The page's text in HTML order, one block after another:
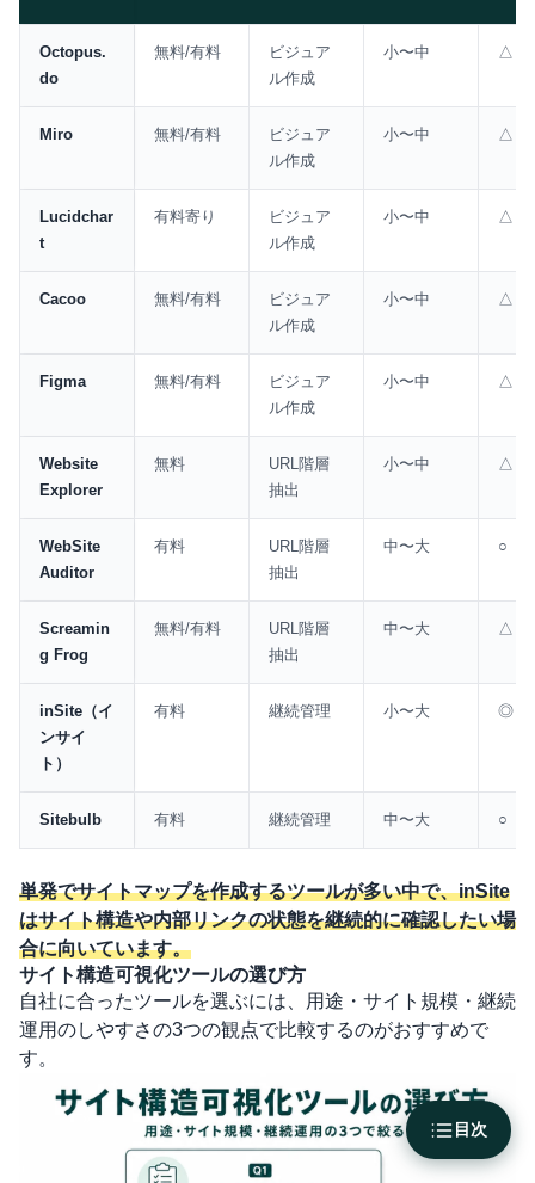
Octopus.
do
無料/有料
ビジュア
ル作成
小〜中 △
Miro 無料/有料
ビジュア
ル作成
小〜中 △
Lucidchar
t
有料寄り
ビジュア
ル作成
小〜中 △
Cacoo 無料/有料
ビジュア
ル作成
小〜中 △
Figma 無料/有料
ビジュア
ル作成
小〜中 △
Website
Explorer
無料
URL階層
抽出
小〜中 △
WebSite
Auditor
有料
URL階層
抽出
中〜大 ○
Screamin
g Frog
無料/有料
URL階層
抽出
中〜大 △
inSite（イ
ンサイ
ト）
有料 継続管理 小〜大 ◎
Sitebulb 有料 継続管理 中〜大 ○
単発でサイトマップを作成するツールが多い中で、inSite
はサイト構造や内部リンクの状態を継続的に確認したい場
合に向いています。
サイト構造可視化ツールの選び方
自社に合ったツールを選ぶには、用途・サイト規模・継続
運用のしやすさの3つの観点で比較するのがおすすめで
す。
目次